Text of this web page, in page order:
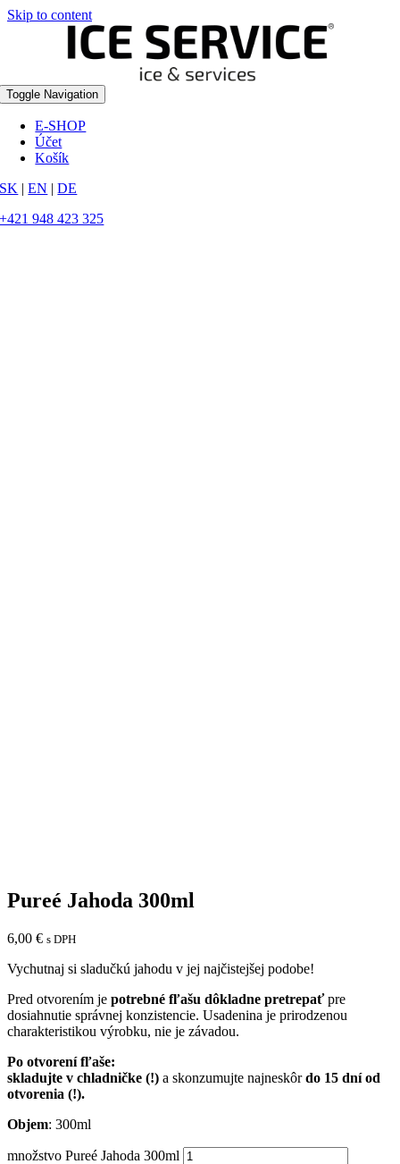
Skip to content
Toggle Navigation
E-SHOP
Účet
Košík
SK |EN |DE
+421 948 423 325
Pureé Jahoda 300ml
6,00 € s DPH
Vychutnaj si sladučkú jahodu v jej najčistejšej podobe!
Pred otvorením je potrebné fľašu dôkladne pretrepaťpre
dosiahnutie správnej konzistencie. Usadenina je prirodzenou
charakteristikou výrobku, nie je závadou.
Po otvorení fľaše:
skladujte v chladničke (!) a skonzumujte najneskôrdo 15 dní od
otvorenia (!).
Objem: 300ml
množstvo Pureé Jahoda 300ml